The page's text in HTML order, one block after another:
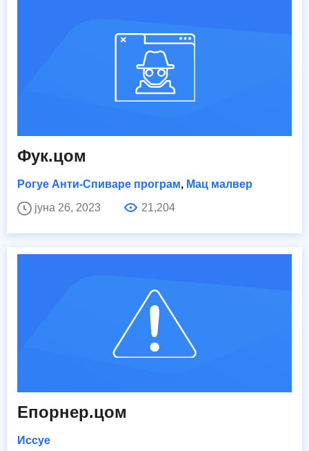
Фук.цом
Рогуе Анти-Спиваре програм, Мац малвер
јуна 26, 2023
21,204
Епорнер.цом
Иссуе